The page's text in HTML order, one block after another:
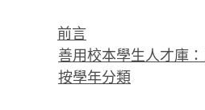
前言
善用校本學生人才庫
按學年分類